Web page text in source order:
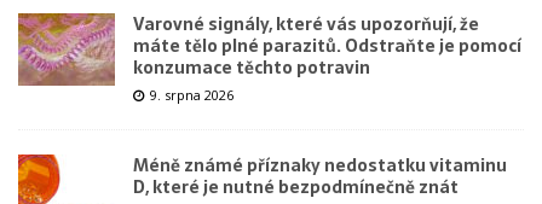
Varovné signály, které vás upozorňují, že
máte tělo plné parazitů. Odstraňte je pomocí
konzumace těchto potravin
9. srpna 2026
Méně známé příznaky nedostatku vitaminu
D, které je nutné bezpodmínečně znát